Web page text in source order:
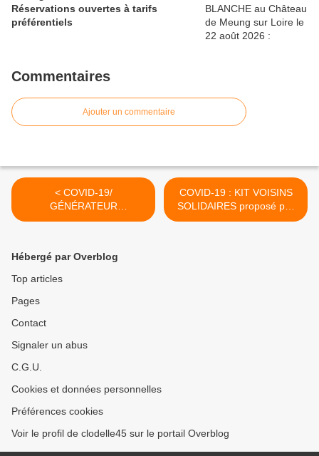
Réservations ouvertes à tarifs
préférentiels
Commentaires
Ajouter un commentaire
< COVID-19/
GÉNÉRATEUR
D’ATTESTATION DE
téléphone : Où le trouver?
Comment le remplir ?
COVID-19 : KIT VOISINS
SOLIDAIRES proposé par
le Département du Loiret -
Hébergé par Overblog
Top articles
Pages
Contact
Signaler un abus
C.G.U.
Cookies et données personnelles
Préférences cookies
Voir le profil de clodelle45 sur le portail Overblog